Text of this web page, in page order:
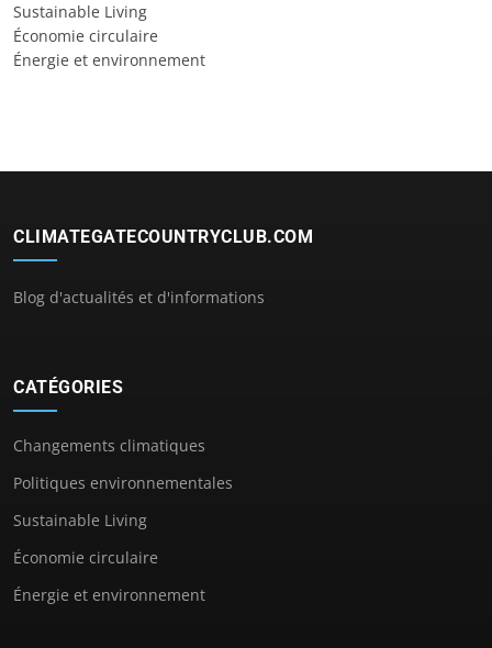
Sustainable Living
Économie circulaire
Énergie et environnement
CLIMATEGATECOUNTRYCLUB.COM
Blog d'actualités et d'informations
CATÉGORIES
Changements climatiques
Politiques environnementales
Sustainable Living
Économie circulaire
Énergie et environnement